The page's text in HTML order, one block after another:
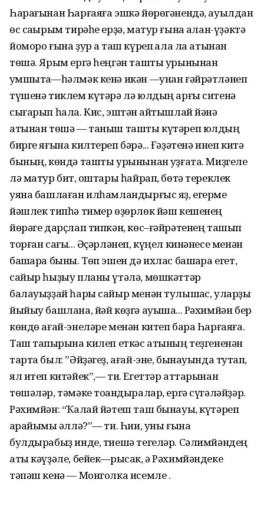
Һарағынан Һарғаяға эшкә йөрөгәнендә, ауылдан
өс саҡырым тирәһе ерҙә, матур ғына аҡлан-үҙәктә
йоморо ғына ҙур аҡ таш күреп ҡала ла атынан
төшә. Ярым ергә һеңгән ташты урынынан
ҡумшыта—һәлмәк кенә икән —унан ғәйрәтләнеп
түшенә тиклем күтәрә лә юлдың арғы ситенә
сығарып һала. Кис, эштән ҡайтышлай йәнә
атынан төшә — таныш ташты күтәреп юлдың
бирге яғына килтереп бәрә... Ғәҙәтенә инеп китә
бының, көндә ташты урынынан ҡуҙғата. Миҙгеле
лә матур бит, ҡоштары һайрап, бөтә тереклек
уяна башлаған илһамландырғыс яҙ, егерме
йәшлек типһә тимер өҙөрлөк йәш кешенең
йөрәге дарҫлап типкән, көс–ғәйрәтенең ташып
торған сағы... Әҫәрләнеп, күңел кинәнесе менән
башҡара быны. Төп эшен дә ихлас башҡара егет,
сайыр һыҙыу планы үтәлә, мөшкәттәр
балауыҙҙай һары сайыр менән тулышҡас, уларҙы
йыйыу башлана, йәй көҙгә ауыша... Рәхимйән бер
көндө ағай-энеләре менән китеп бара Һарғаяға.
Таш тапҡырына килеп еткәс атының теҙгененән
тарта был: ”Әйҙәгеҙ, ағай-эне, бынауында туҡтап,
ял итеп китәйек”,— ти. Егеттәр аттарынан
төшәләр, тәмәке тоҡандыралар, ергә сүгәләйҙәр.
Рәхимйән: “Ҡалай йәтеш таш бынауы, күтәреп
ҡарайыҡмы әллә?”— ти. Һии, уны ғына
булдырабыҙ инде, тиешә тегеләр. Сәлимйәндең
аты кәүҙәле, бейек—рысак, ә Рәхимйәндеке
тәпәш кенә — Монголка исемле .